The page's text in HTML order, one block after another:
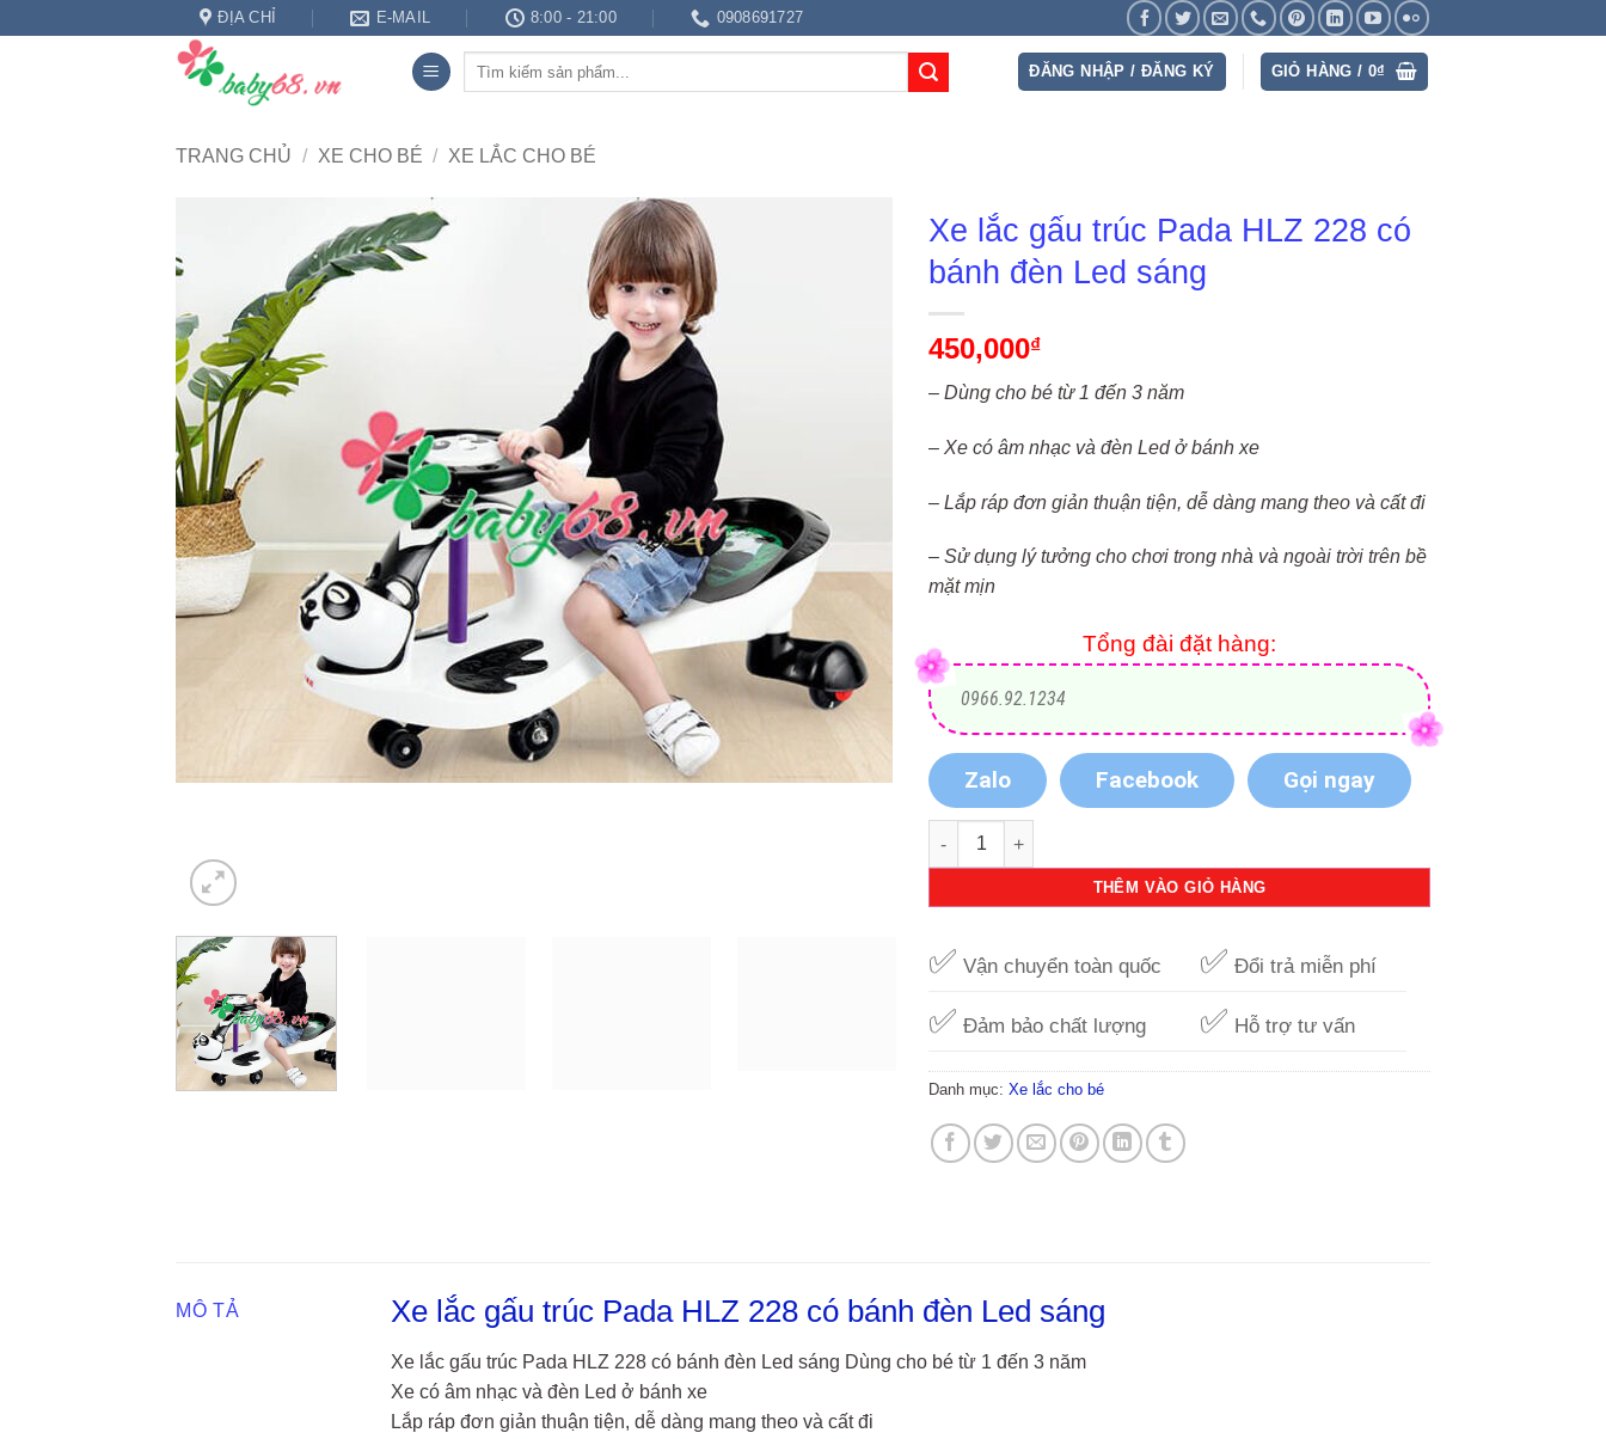
ĐỊA CHỈ E-MAIL 8:00 - 21:00 0908691727
Tìm
ĐĂNG NHẬP / ĐĂNG KÝ GIỎ HÀNG / 0₫
TRANG CHỦ / XE CHO BÉ / XE LẮC CHO BÉ
Xe lắc gấu trúc Pada HLZ 228 có
bánh đèn Led sáng
450,000₫
– Dùng cho bé từ 1 đến 3 năm
– Xe có âm nhạc và đèn Led ở bánh xe
– Lắp ráp đơn giản thuận tiện, dễ dàng mang theo và cất đi
– Sử dụng lý tưởng cho chơi trong nhà và ngoài trời trên bề
mặt mịn
Tổng đài đặt hàng:
0966.92.1234
Zalo Facebook Gọi ngay
Xe lắc gấu trúc Pada HLZ 228 có bánh đèn Led sáng số lượng
THÊM VÀO GIỎ HÀNG
✅ Vận chuyển toàn quốc ✅ Đổi trả miễn phí
✅ Đảm bảo chất lượng ✅ Hỗ trợ tư vấn
Danh mục: Xe lắc cho bé
MÔ TẢ Xe lắc gấu trúc Pada HLZ 228 có bánh đèn Led sáng
Xe lắc gấu trúc Pada HLZ 228 có bánh đèn Led sáng Dùng cho bé từ 1 đến 3 năm
Xe có âm nhạc và đèn Led ở bánh xe
Lắp ráp đơn giản thuận tiện, dễ dàng mang theo và cất đi